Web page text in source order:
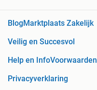
Blog Marktplaats Zakelijk
Veilig en Succesvol
Help en InfoVoorwaarden
Privacyverklaring